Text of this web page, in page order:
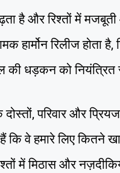
है और रिश्तों में
रिलीज होता है,
धड़कन को नियंत्रित
दोस्तों, परिवार और
वे हमारे लिए कितने
में मिठास और